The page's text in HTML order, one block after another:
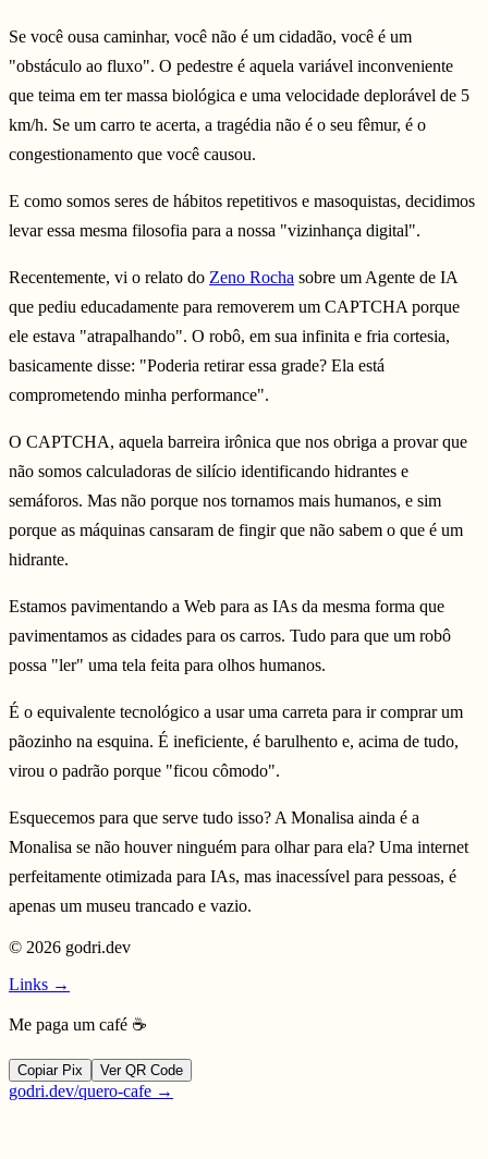
Se você ousa caminhar, você não é um cidadão, você é um
"obstáculo ao fluxo". O pedestre é aquela variável inconveniente
que teima em ter massa biológica e uma velocidade deplorável de 5
km/h. Se um carro te acerta, a tragédia não é o seu fêmur, é o
congestionamento que você causou.
E como somos seres de hábitos repetitivos e masoquistas, decidimos
levar essa mesma filosofia para a nossa "vizinhança digital".
Recentemente, vi o relato do Zeno Rocha sobre um Agente de IA
que pediu educadamente para removerem um CAPTCHA porque
ele estava "atrapalhando". O robô, em sua infinita e fria cortesia,
basicamente disse: "Poderia retirar essa grade? Ela está
comprometendo minha performance".
O CAPTCHA, aquela barreira irônica que nos obriga a provar que
não somos calculadoras de silício identificando hidrantes e
semáforos. Mas não porque nos tornamos mais humanos, e sim
porque as máquinas cansaram de fingir que não sabem o que é um
hidrante.
Estamos pavimentando a Web para as IAs da mesma forma que
pavimentamos as cidades para os carros. Tudo para que um robô
possa "ler" uma tela feita para olhos humanos.
É o equivalente tecnológico a usar uma carreta para ir comprar um
pãozinho na esquina. É ineficiente, é barulhento e, acima de tudo,
virou o padrão porque "ficou cômodo".
Esquecemos para que serve tudo isso? A Monalisa ainda é a
Monalisa se não houver ninguém para olhar para ela? Uma internet
perfeitamente otimizada para IAs, mas inacessível para pessoas, é
apenas um museu trancado e vazio.
© 2026 godri.dev
Links →
Me paga um café ☕
Copiar Pix Ver QR Code
godri.dev/quero-cafe →